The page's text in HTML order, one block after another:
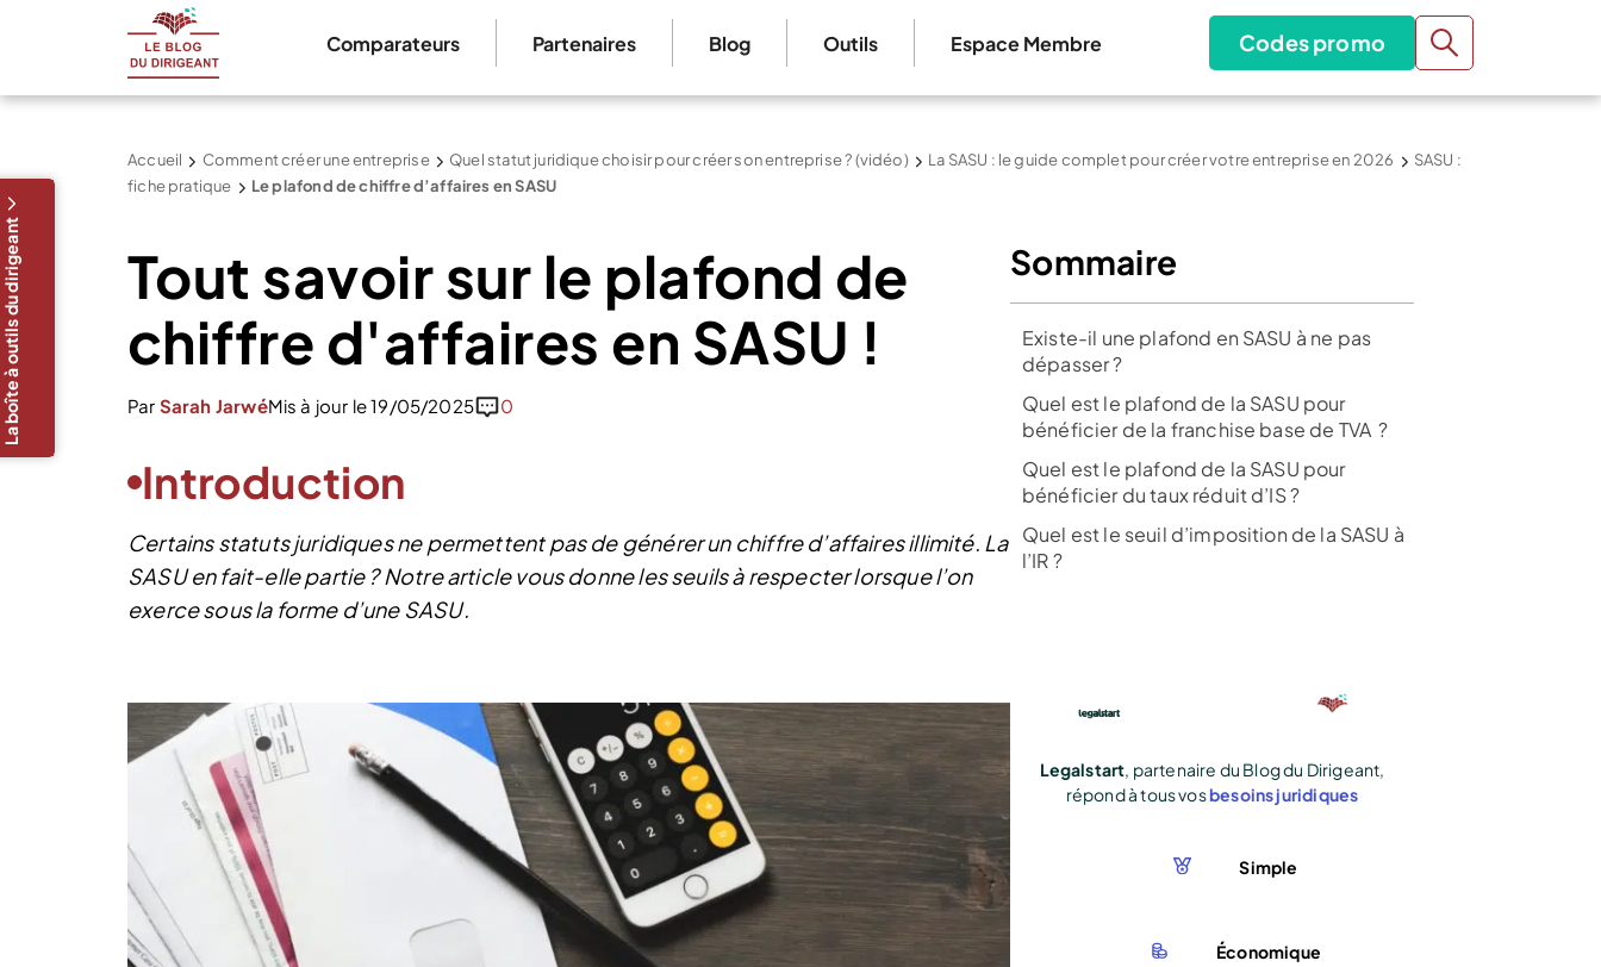
Comparateurs Partenaires Blog Outils Espace Membre Codes promo
Accueil Comment créer une entreprise Quel statut juridique choisir pour créer son entreprise ? (vidéo) La SASU : le guide complet pour créer votre entreprise en 2026
SASU :
fiche pratique
Le plafond de chiffre d’affaires en SASU
Tout savoir sur le plafond de
chiffre d'affaires en SASU !
Par Sarah JarwéMis à jour le 19/05/2025 0
Introduction
Certains statuts juridiques ne permettent pas de générer un chiffre d’affaires illimité. La
SASU en fait-elle partie ? Notre article vous donne les seuils à respecter lorsque l’on
exerce sous la forme d’une SASU.
La boîte à outils du dirigeant Sommaire
Existe-il une plafond en SASU à ne pas
dépasser ?
Quel est le plafond de la SASU pour
bénéficier de la franchise base de TVA ?
Quel est le plafond de la SASU pour
bénéficier du taux réduit d’IS ?
Quel est le seuil d’imposition de la SASU à
l’IR ?
Legalstart, partenaire du Blog du Dirigeant,
répond à tous vosbesoins juridiques
Simple
Économique